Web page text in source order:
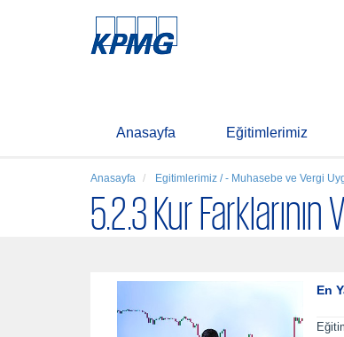
Anasayfa Eğitimlerimiz
Anasayfa Egitimlerimiz / - Muhasebe ve Vergi
5.2.3 Kur
En